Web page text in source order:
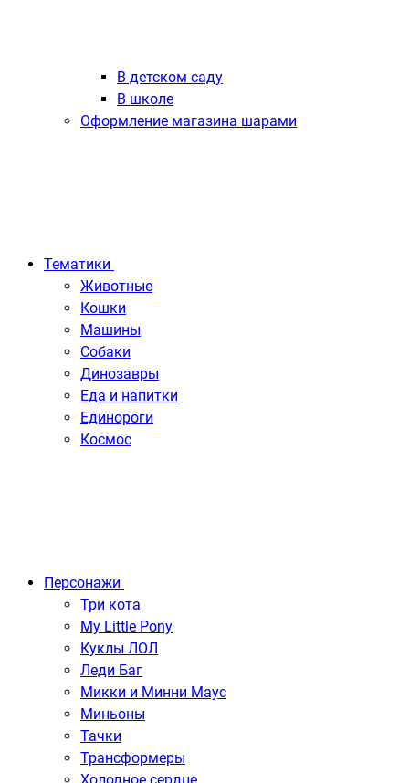
В детском саду
В школе
Оформление магазина шарами
Тематики
Животные
Кошки
Машины
Собаки
Динозавры
Еда и напитки
Единороги
Космос
Персонажи
Три кота
My Little Pony
Куклы ЛОЛ
Леди Баг
Микки и Минни Маус
Миньоны
Тачки
Трансформеры